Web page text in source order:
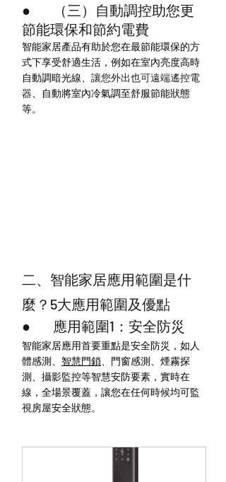
●        （三）自動調控助您更
節能環保和節約電費
智能家居產品有助於您在最節能環保的方
式下享受舒適生活，例如在室內亮度高時
自動調暗光線、 讓您外出也可遠端遙控電
器 、自動將室內冷氣調至舒服節能狀態
等。
二、智能家居應用範圍是什
麼？5大應用範圍及優點
●        應用範圍1：安全防災
智能家居應用首要重點是安全防災，如人
體感測、 智慧門鎖 、門窗感測、煙霧探
測、攝影監控等智慧安防要素，實時在
線，全場景覆蓋，讓您在任何時候均可監
視房屋安全狀態。